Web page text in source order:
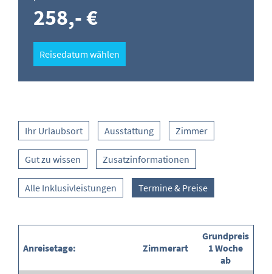
258,- €
Reisedatum wählen
Ihr Urlaubsort Ausstattung Zimmer
Gut zu wissen Zusatzinformationen
Alle Inklusivleistungen Termine & Preise
Anreisetage: Zimmerart
Grundpreis
1 Woche
ab